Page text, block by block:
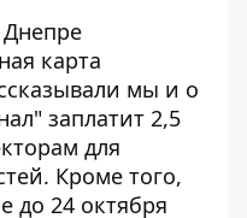
карта
мы и о
заплатит 2,5
для
Кроме того,
до 24 октября